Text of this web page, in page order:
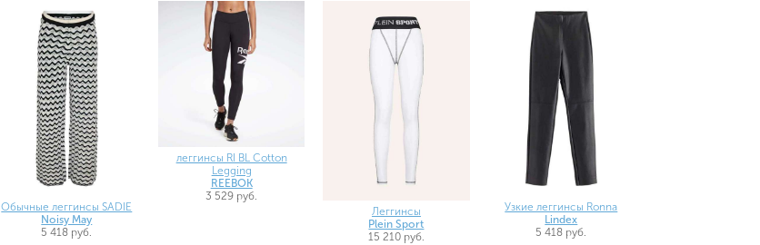
Обычные леггинсы SADIE
Noisy May
5 418 руб.
леггинсы RI BL Cotton
Legging
REEBOK
3 529 руб.
Леггинсы
Plein Sport
15 210 руб.
Узкие леггинсы Ronna
Lindex
5 418 руб.